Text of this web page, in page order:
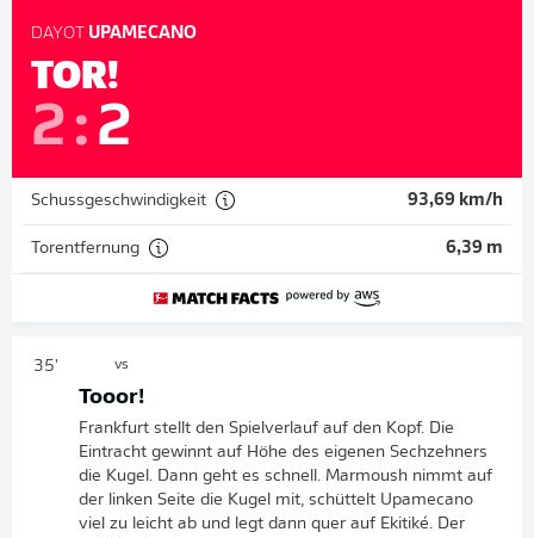
DAYOT UPAMECANO
TOR!
2: 2
Schussgeschwindigkeit 93,69 km/h
Torentfernung 6,39 m
35' vs
Tooor!
Frankfurt stellt den Spielverlauf auf den Kopf. Die
Eintracht gewinnt auf Höhe des eigenen Sechzehners
die Kugel. Dann geht es schnell. Marmoush nimmt auf
der linken Seite die Kugel mit, schüttelt Upamecano
viel zu leicht ab und legt dann quer auf Ekitiké. Der